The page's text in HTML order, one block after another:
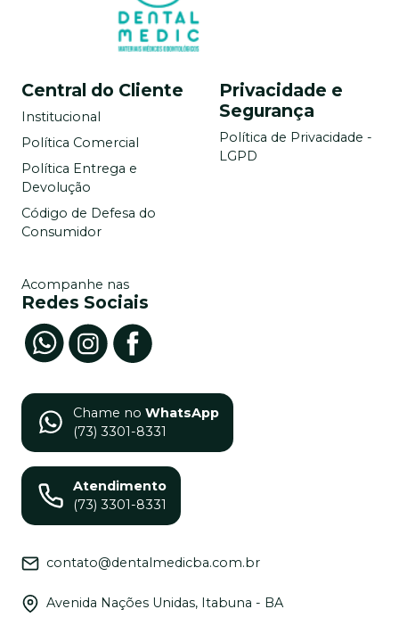
Central do Cliente
Institucional
Política Comercial
Política Entrega e
Devolução
Código de Defesa do
Consumidor
Privacidade e
Segurança
Política de Privacidade -
LGPD
Acompanhe nas
Redes Sociais
Chame no WhatsApp
(73) 3301-8331
Atendimento
(73) 3301-8331
contato@dentalmedicba.com.br
Avenida Nações Unidas, Itabuna - BA